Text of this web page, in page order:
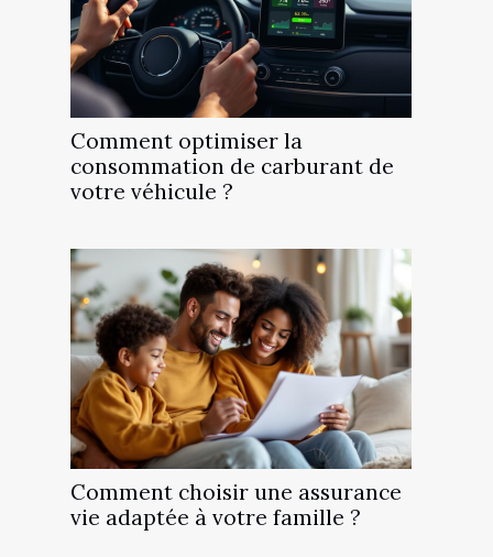
Comment optimiser la
consommation de carburant de
votre véhicule ?
Comment choisir une assurance
vie adaptée à votre famille ?